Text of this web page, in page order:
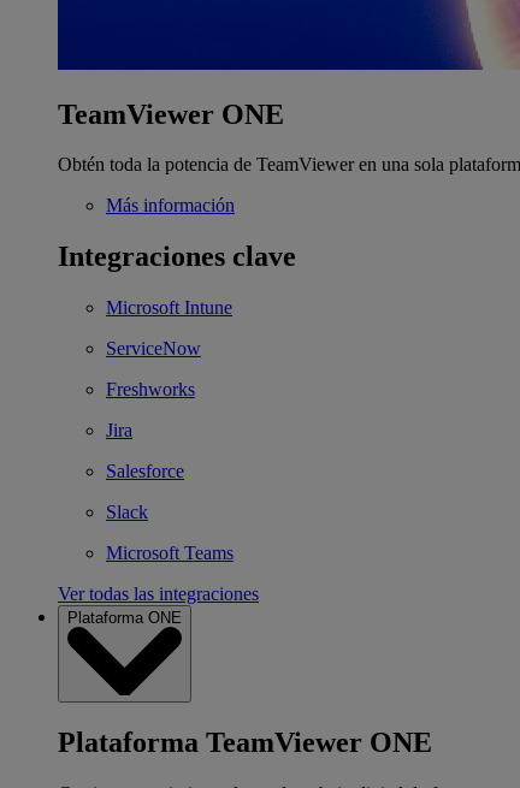
TeamViewer ONE
Obtén toda la potencia de TeamViewer en una sola
Más información
Integraciones clave
Microsoft Intune
ServiceNow
Freshworks
Jira
Salesforce
Slack
Microsoft Teams
Ver todas las integraciones
Plataforma ONE
Plataforma TeamViewer ONE